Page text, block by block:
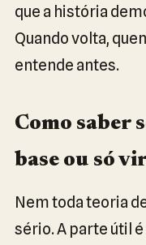
que a história
Quando volta,
entende antes.
Como saber
base ou só
Nem toda teoria
sério. A parte útil